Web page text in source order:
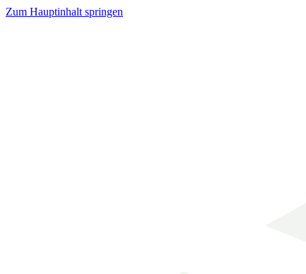
Zum Hauptinhalt springen